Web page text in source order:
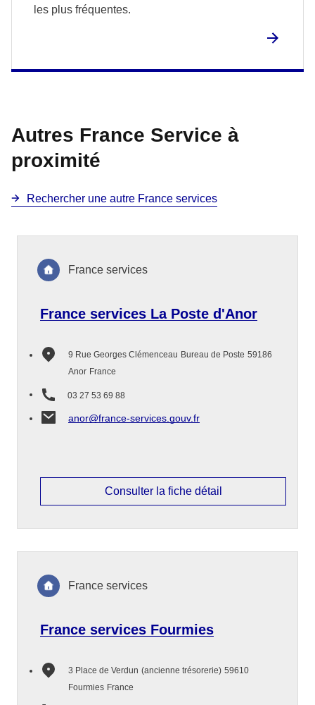
les plus fréquentes.
Autres France Service à
proximité
Rechercher une autre France services
France services La Poste d'Anor
9 Rue Georges Clémenceau Bureau de Poste 59186
Anor France
03 27 53 69 88
anor@france-services.gouv.fr
France services
Consulter la fiche détail
France services Fourmies
3 Place de Verdun (ancienne trésorerie) 59610
Fourmies France
France services